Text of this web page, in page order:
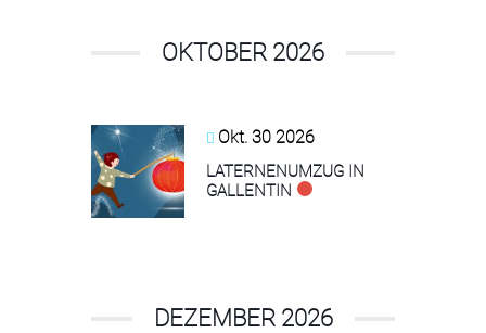
OKTOBER 2026
Okt. 30 2026
LATERNENUMZUG IN
GALLENTIN
DEZEMBER 2026